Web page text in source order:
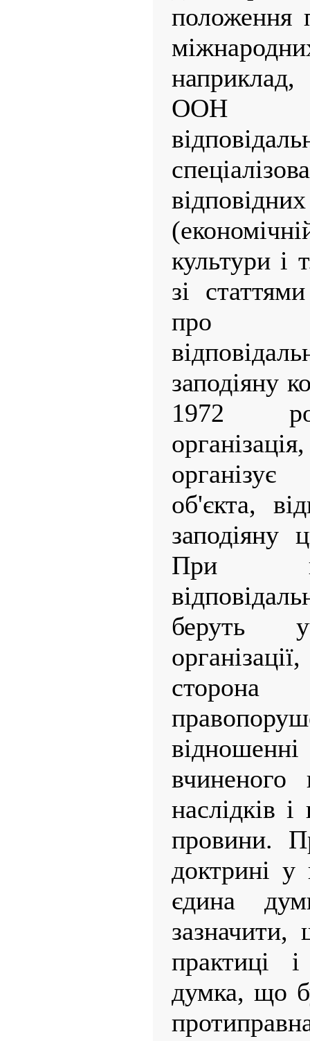
положення
ООН
культури і
зі
про
заподіяну
1972
організує
об'єкта,
заподіяну
При
беруть
наслідків
провини.
доктрині у
єдина
практиці
думка, що